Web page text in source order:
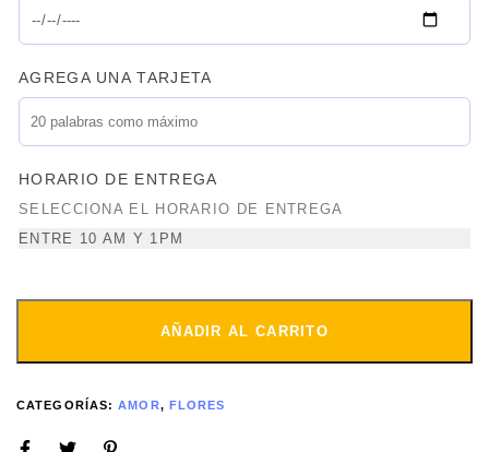
AGREGA UNA TARJETA
HORARIO DE ENTREGA
SELECCIONA EL HORARIO DE ENTREGA
ENTRE 10 AM Y 1PM
AÑADIR AL CARRITO
CATEGORÍAS:AMOR, FLORES